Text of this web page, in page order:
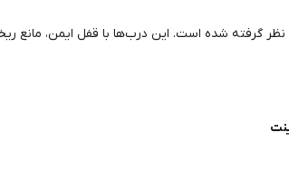
نظر گرفته شده است. این درب‌ها با قفل ایمن، مانع